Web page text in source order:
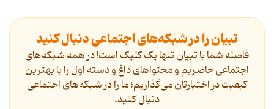
تبیان را در شبکه‌های اجتماعی دنبال کنید
فاصله شما با تبیان تنها یک کلیک است! در همه شبکه‌های
اجتماعی حاضریم و محتواهای داغ و دسته اول را با بهترین
کیفیت در اختیارتان می‌گذاریم؛ ما را در شبکه‌های اجتماعی
دنیال کنید.